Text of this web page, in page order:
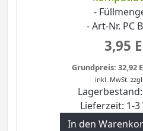
-
- Art-Nr. PC
3,95
Grundpreis: 32,92
inkl. MwSt. zzgl.
Lagerbestand:
Lieferzeit: 1-
In den